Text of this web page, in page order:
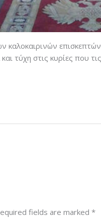
τύχη στις κυρίες που
fields are marked *